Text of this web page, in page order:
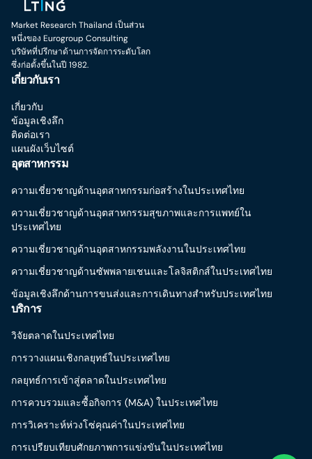
Market Research Thailand เป็นส่วน
หนึ่งของ Eurogroup Consulting
บริษัทที่ปรึกษาด้านการจัดการระดับโลก
ซึ่งก่อตั้งขึ้นในปี 1982.
เกี่ยวกับเรา
เกี่ยวกับ
ข้อมูลเชิงลึก
ติดต่อเรา
แผนผังเว็บไซต์
อุตสาหกรรม
ความเชี่ยวชาญด้านอุตสาหกรรมก่อสร้างในประเทศไทย
ความเชี่ยวชาญด้านอุตสาหกรรมสุขภาพและการแพทย์ใน
ประเทศไทย
ความเชี่ยวชาญด้านอุตสาหกรรมพลังงานในประเทศไทย
ความเชี่ยวชาญด้านซัพพลายเชนและโลจิสติกส์ในประเทศไทย
ข้อมูลเชิงลึกด้านการขนส่งและการเดินทางสำหรับประเทศไทย
บริการ
วิจัยตลาดในประเทศไทย
การวางแผนเชิงกลยุทธ์ในประเทศไทย
กลยุทธ์การเข้าสู่ตลาดในประเทศไทย
การควบรวมและซื้อกิจการ (M&A) ในประเทศไทย
การวิเคราะห์ห่วงโซ่คุณค่าในประเทศไทย
การเปรียบเทียบศักยภาพการแข่งขันในประเทศไทย